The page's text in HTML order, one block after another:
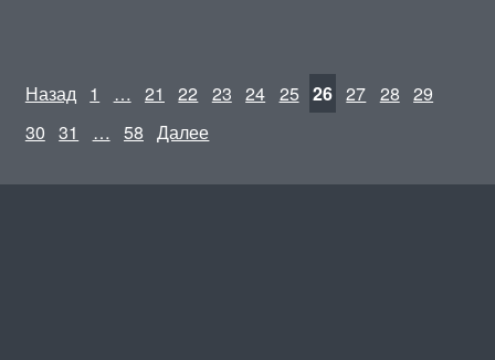
Назад 1 … 21 22 23 24 25 26 27 28 29
30 31 … 58 Далее